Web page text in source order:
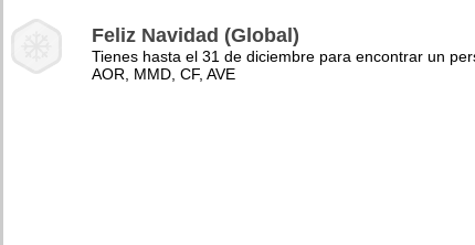
Feliz Navidad (Global)
Tienes hasta el 31 de diciembre para encontrar un
AOR, MMD, CF, AVE